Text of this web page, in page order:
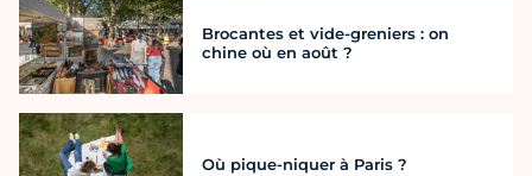
Brocantes et vide-greniers : on
chine où en août ?
Où pique-niquer à Paris ?